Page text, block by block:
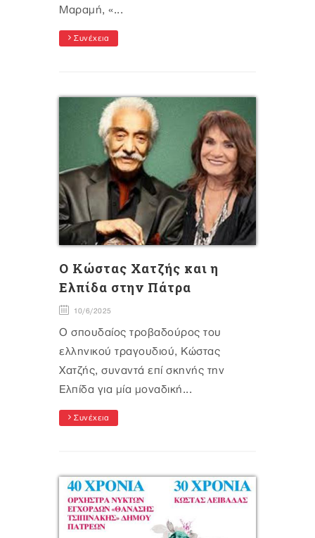
Μαραμή, «...
Συνέχεια
O Κώστας Χατζής και η
Ελπίδα στην Πάτρα
10/6/2025
Ο σπουδαίος τροβαδούρος του
ελληνικού τραγουδιού, Κώστας
Χατζής, συναντά επί σκηνής την
Ελπίδα για μία μοναδική...
Συνέχεια